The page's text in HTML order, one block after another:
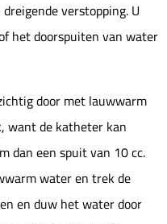
verstopping. U
het doorspuiten van water
door met lauwwarm
want de katheter kan
dan een spuit van 10 cc.
water en trek de
en duw het water door